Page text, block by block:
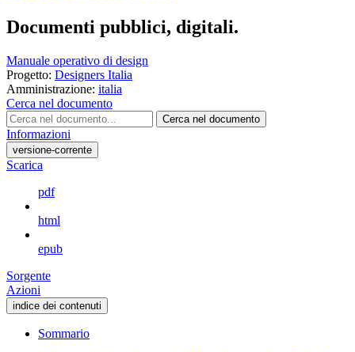
Documenti pubblici, digitali.
Manuale operativo di design
Progetto: Designers Italia
Amministrazione: italia
Cerca nel documento
Cerca nel documento
Informazioni
versione-corrente
Scarica
pdf
html
epub
Sorgente
Azioni
indice dei contenuti
Sommario